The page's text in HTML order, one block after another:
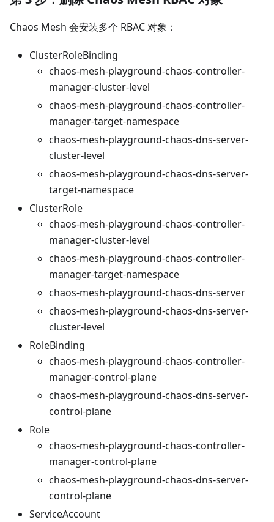
Chaos Mesh 会安装多个 RBAC 对象：
ClusterRoleBinding
chaos-mesh-playground-chaos-controller-
manager-cluster-level
chaos-mesh-playground-chaos-controller-
manager-target-namespace
chaos-mesh-playground-chaos-dns-server-
cluster-level
chaos-mesh-playground-chaos-dns-server-
target-namespace
ClusterRole
chaos-mesh-playground-chaos-controller-
manager-cluster-level
chaos-mesh-playground-chaos-controller-
manager-target-namespace
chaos-mesh-playground-chaos-dns-server
chaos-mesh-playground-chaos-dns-server-
cluster-level
RoleBinding
chaos-mesh-playground-chaos-controller-
manager-control-plane
chaos-mesh-playground-chaos-dns-server-
control-plane
Role
chaos-mesh-playground-chaos-controller-
manager-control-plane
chaos-mesh-playground-chaos-dns-server-
control-plane
ServiceAccount